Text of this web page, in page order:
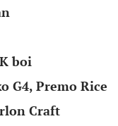
boi
G4, Premo Rice
Craft